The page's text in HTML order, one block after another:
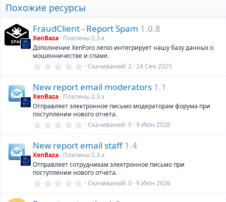
Похожие ресурсы
FraudClient - Report Spam 1.0.8
XenBaza Плагины 2.3.х
Дополнение XenForo легко интегрирует нашу базу данных о
мошенничестве и спаме.
0
0
з
в
ё
з
д
Скачиваний 2 24 Сен 2025
New report email moderators 1.1
XenBaza Плагины 2.3.х
Отправляет электронное письмо модераторам форума при
поступлении нового отчета.
0
0
з
в
ё
з
д
Скачиваний 0 9 Июн 2026
New report email staff 1.4
XenBaza Плагины 2.3.х
Отправляет сотрудникам электронное письмо при
поступлении нового отчета.
0Скачиваний 0 9 Июн 2026